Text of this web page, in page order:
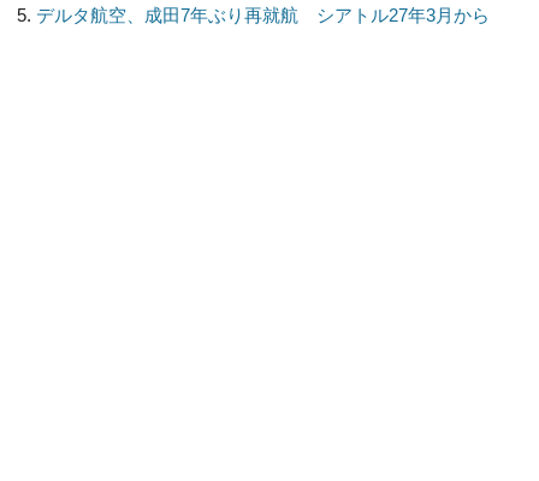
デルタ航空、成田7年ぶり再就航 シアトル27年3月から